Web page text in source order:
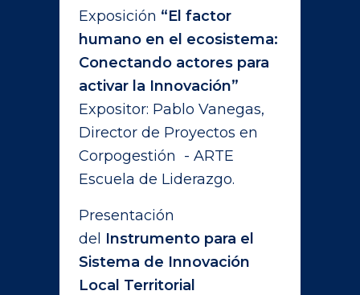
Exposición “El factor
humano en el ecosistema:
Conectando actores para
activar la Innovación”
Expositor: Pablo Vanegas,
Director de Proyectos en
Corpogestión - ARTE
Escuela de Liderazgo.
Presentación
del Instrumento para el
Sistema de Innovación
Local Territorial